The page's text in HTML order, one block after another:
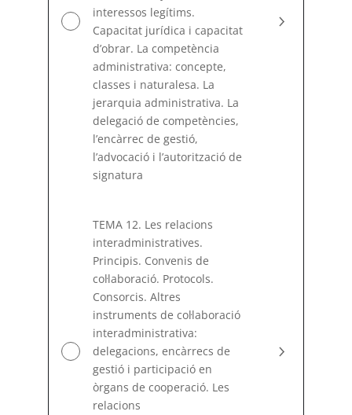
interessos legítims.
Capacitat jurídica i capacitat
d’obrar. La competència
administrativa: concepte,
classes i naturalesa. La
jerarquia administrativa. La
delegació de competències,
l’encàrrec de gestió,
l’advocació i l’autorització de
signatura
TEMA 12. Les relacions
interadministratives.
Principis. Convenis de
coŀlaboració. Protocols.
Consorcis. Altres
instruments de coŀlaboració
interadministrativa:
delegacions, encàrrecs de
gestió i participació en
òrgans de cooperació. Les
relacions